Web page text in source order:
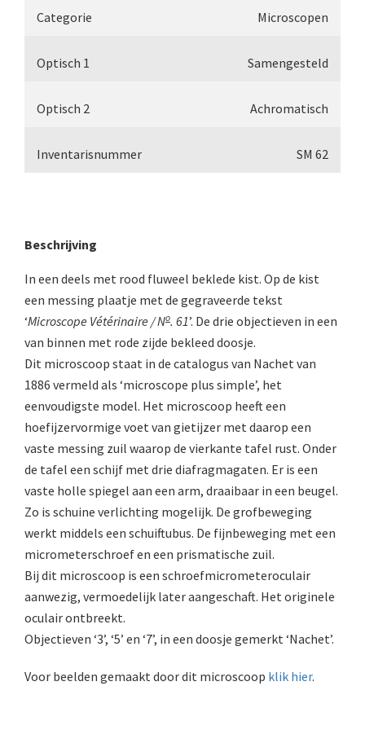
Seibert, ‘Stativ 3’ (1895-1900)
Watson & Sons, No. 1 ‘Van Heurck’ (ca. 1900)
Winkel, statief BTC (1955-1957)
Meopta, ‘veld’microscoop (1965-1980)
Zeiss, type Ergaval (ca. 1970)
‘Junior’ type, USSR (1970-1980)
AOC, samenklapbaar (ca. 1973)
Zeiss, modern microscoop (1980-2010)
Documentatie
Bleeker
Busch
Leitz
LOMO/ Zenith
Rathenower Optische Werke (ROW)
Categorie Microscopen
Optisch 1 Samengesteld
Optisch 2 Achromatisch
Inventarisnummer SM 62
Beschrijving
In een deels met rood fluweel beklede kist. Op de kist
een messing plaatje met de gegraveerde tekst
‘Microscope Vétérinaire / No. 61’. De drie objectieven in een
van binnen met rode zijde bekleed doosje.
Dit microscoop staat in de catalogus van Nachet van
1886 vermeld als ‘microscope plus simple’, het
eenvoudigste model. Het microscoop heeft een
hoefijzervormige voet van gietijzer met daarop een
vaste messing zuil waarop de vierkante tafel rust. Onder
de tafel een schijf met drie diafragmagaten. Er is een
vaste holle spiegel aan een arm, draaibaar in een beugel.
Zo is schuine verlichting mogelijk. De grofbeweging
werkt middels een schuiftubus. De fijnbeweging met een
micrometerschroef en een prismatische zuil.
Bij dit microscoop is een schroefmicrometeroculair
aanwezig, vermoedelijk later aangeschaft. Het originele
oculair ontbreekt.
Objectieven ‘3’, ‘5’ en ‘7’, in een doosje gemerkt ‘Nachet’.
Voor beelden gemaakt door dit microscoop klik hier.